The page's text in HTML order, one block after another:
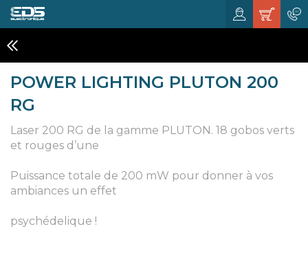
POWER LIGHTING PLUTON 200
RG
Laser 200 RG de la gamme PLUTON. 18 gobos verts
et rouges d’une
Puissance totale de 200 mW pour donner à vos
ambiances un effet
psychédelique !